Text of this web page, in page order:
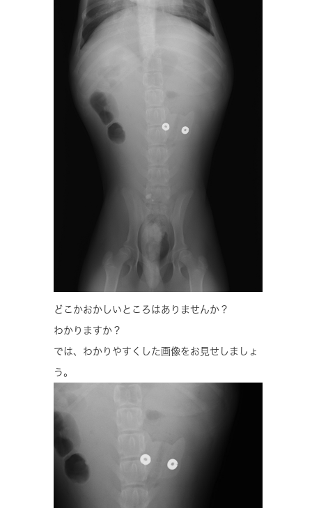
どこかおかしいところはありませんか？
わかりますか？
では、わかりやすくした画像をお見せしましょ
う。